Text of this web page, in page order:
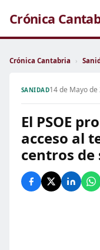
Crónica
Crónica Cantabria ›
SANIDAD14 de Mayo de
El PSOE
acceso al
centros de